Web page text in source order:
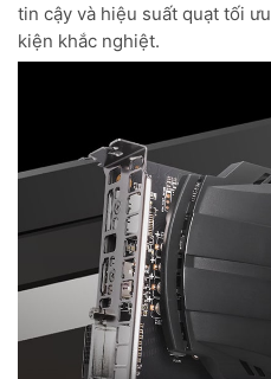
tin cậy và hiệu suất quạt tối
kiện khắc nghiệt.